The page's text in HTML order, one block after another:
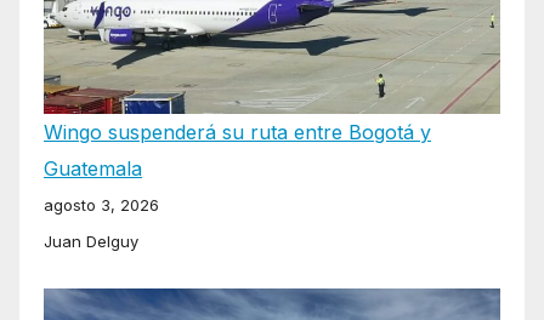
Wingo suspenderá su ruta entre Bogotá y
Guatemala
agosto 3, 2026
Juan Delguy